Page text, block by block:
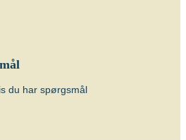
Vaccine “AJ
du har spørgsmål